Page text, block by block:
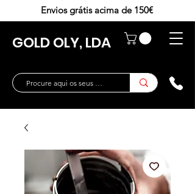
GOLD OLY, LDA
Envios grátis acima de 150€